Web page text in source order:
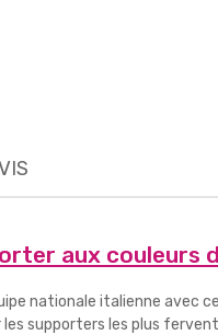
aux couleurs
nationale italienne avec ce
supporters les plus